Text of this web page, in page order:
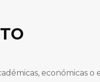
económicas o